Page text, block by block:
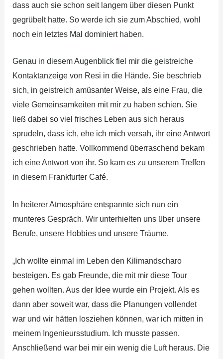
dass auch sie schon seit langem über diesen Punkt
gegrübelt hatte. So werde ich sie zum Abschied, wohl
noch ein letztes Mal dominiert haben.
Genau in diesem Augenblick fiel mir die geistreiche
Kontaktanzeige von Resi in die Hände. Sie beschrieb
sich, in geistreich amüsanter Weise, als eine Frau, die
viele Gemeinsamkeiten mit mir zu haben schien. Sie
ließ dabei so viel frisches Leben aus sich heraus
sprudeln, dass ich, ehe ich mich versah, ihr eine Antwort
geschrieben hatte. Vollkommend überraschend bekam
ich eine Antwort von ihr. So kam es zu unserem Treffen
in diesem Frankfurter Café.
In heiterer Atmosphäre entspannte sich nun ein
munteres Gespräch. Wir unterhielten uns über unsere
Berufe, unsere Hobbies und unsere Träume.
„Ich wollte einmal im Leben den Kilimandscharo
besteigen. Es gab Freunde, die mit mir diese Tour
gehen wollten. Aus der Idee wurde ein Projekt. Als es
dann aber soweit war, dass die Planungen vollendet
war und wir hätten losziehen können, war ich mitten in
meinem Ingenieursstudium. Ich musste passen.
Anschließend war bei mir ein wenig die Luft heraus. Die